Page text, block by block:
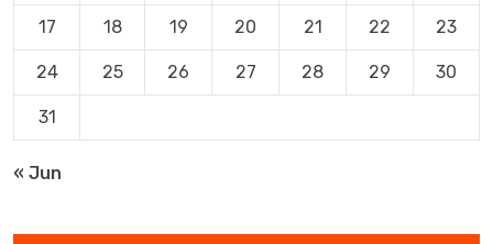
17 18 19 20 21 22 23
24 25 26 27 28 29 30
31
« Jun